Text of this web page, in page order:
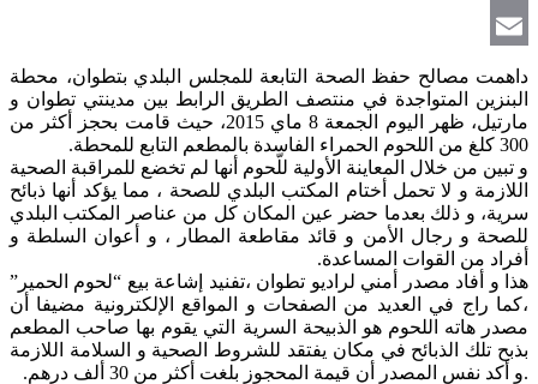
Link
Print
Email
داهمت مصالح حفظ الصحة التابعة للمجلس البلدي بتطوان، محطة
البنزين المتواجدة في منتصف الطريق الرابط بين مدينتي تطوان و
مارتيل، ظهر اليوم الجمعة 8 ماي 2015، حيث قامت بحجز أكثر من
300 كلغ من اللحوم الحمراء الفاسدة بالمطعم التابع للمحطة.
و تبين من خلال المعاينة الأولية للّحوم أنها لم تخضع للمراقبة الصحية
اللازمة و لا تحمل أختام المكتب البلدي للصحة ، مما يؤكد أنها ذبائح
سرية، و ذلك بعدما حضر عين المكان كل من عناصر المكتب البلدي
للصحة و رجال الأمن و قائد مقاطعة المطار ، و أعوان السلطة و
أفراد من القوات المساعدة.
هذا و أفاد مصدر أمني لراديو تطوان ،تفنيد إشاعة بيع “لحوم الحمير”
،كما راج في العديد من الصفحات و المواقع الإلكترونية مضيفا أن
مصدر هاته اللحوم هو الذبيحة السرية التي يقوم بها صاحب المطعم
بذبح تلك الذبائح في مكان يفتقد للشروط الصحية و السلامة اللازمة
.و أكد نفس المصدر أن قيمة المحجوز بلغت أكثر من 30 ألف درهم.